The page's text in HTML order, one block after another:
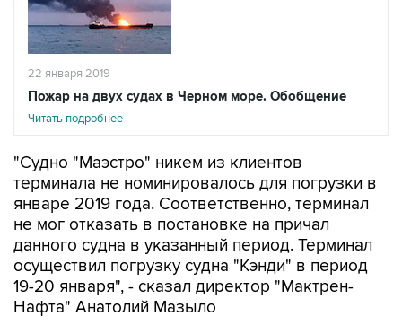
22 января 2019
Пожар на двух судах в Черном море. Обобщение
Читать подробнее
"Судно "Маэстро" никем из клиентов
терминала не номинировалось для погрузки в
январе 2019 года. Соответственно, терминал
не мог отказать в постановке на причал
данного судна в указанный период. Терминал
осуществил погрузку судна "Кэнди" в период
19-20 января", - сказал директор "Мактрен-
Нафта" Анатолий Мазыло